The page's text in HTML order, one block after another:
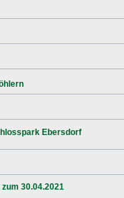
Ebersdorf
30.04.2021